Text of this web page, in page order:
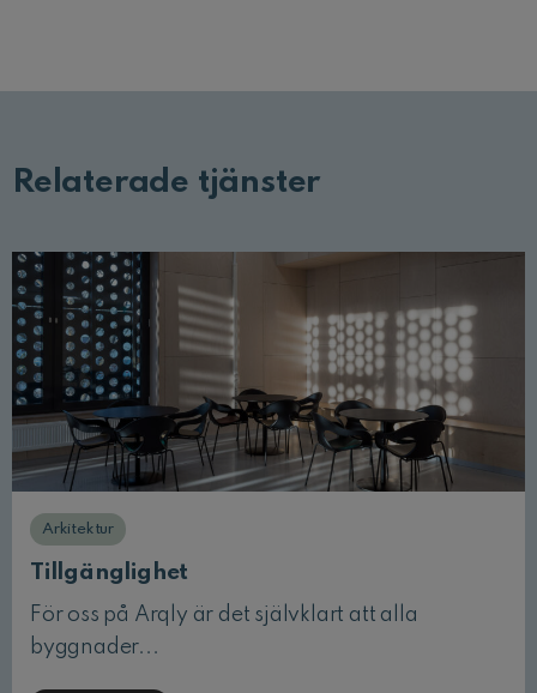
Relaterade tjänster
Arkitektur
Tillgänglighet
För oss på Arqly är det självklart att alla
byggnader...